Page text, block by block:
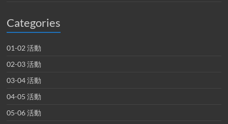
Categories
01-02 活動
02-03 活動
03-04 活動
04-05 活動
05-06 活動